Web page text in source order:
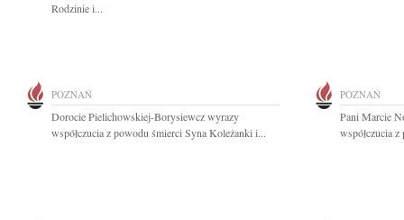
Rodzinie i...
POZNAŃ
Dorocie Pielichowskiej-Borysiewcz wyrazy
współczucia z powodu śmierci Syna Koleżanki i...
POZNAŃ
Pani Marcie
współczucia